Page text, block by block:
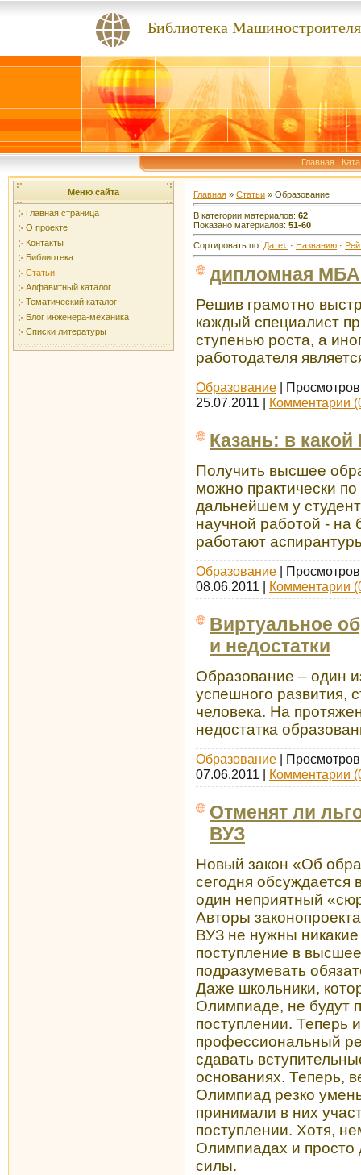
Библиотека Машиностроителя
Главная|
Меню сайта
Главная страница
О проекте
Контакты
Библиотека
Статьи
Алфавитный каталог
Тематический каталог
Блог инженера-механика
Списки литературы
Главная » Статьи » Образование
В категории материалов: 62
Показано материалов: 51-60
Сортировать по: Дате · Названию ·
дипломная МБА
Решив грамотно
каждый специалист
ступенью роста, а
работодателя
Образование |
25.07.2011 | Комментарии
Казань: в
Получить высшее
можно практически
дальнейшем у
научной работой - на
работают
Образование |
08.06.2011 | Комментарии
Виртуальное
и недостатки
Образование – один
успешного развития,
человека. На
недостатка
Образование |
07.06.2011 | Комментарии
Отменят ли
ВУЗ
Новый закон «Об
сегодня
один неприятный
Авторы
ВУЗ не нужны
поступление в
подразумевать
Даже школьники,
Олимпиаде, не будут
поступлении. Теперь
профессиональный
сдавать
основаниях. Теперь,
Олимпиад резко
принимали в них
поступлении. Хотя,
Олимпиадах и просто
силы.